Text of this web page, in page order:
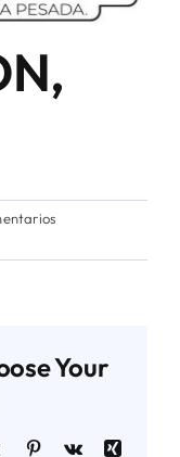
Your
Tumblr Pinterest
Vk
Xing